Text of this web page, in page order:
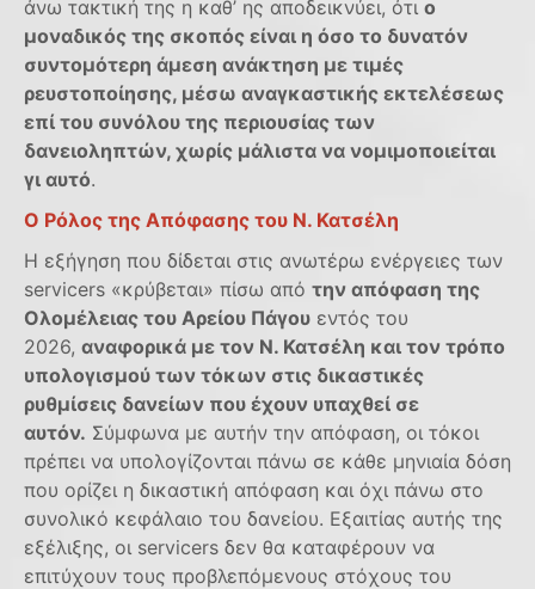
άνω τακτική της η καθ’ ης αποδεικνύει, ότι ο
μοναδικός της σκοπός είναι η όσο το δυνατόν
συντομότερη άμεση ανάκτηση με τιμές
ρευστοποίησης, μέσω αναγκαστικής εκτελέσεως
επί του συνόλου της περιουσίας των
δανειοληπτών, χωρίς μάλιστα να νομιμοποιείται
γι αυτό.
Ο Ρόλος της Απόφασης του Ν. Κατσέλη
Η εξήγηση που δίδεται στις ανωτέρω ενέργειες των
servicers «κρύβεται» πίσω από την απόφαση της
Ολομέλειας του Αρείου Πάγου εντός του
2026, αναφορικά με τον Ν. Κατσέλη και τον τρόπο
υπολογισμού των τόκων στις δικαστικές
ρυθμίσεις δανείων που έχουν υπαχθεί σε
αυτόν. Σύμφωνα με αυτήν την απόφαση, οι τόκοι
πρέπει να υπολογίζονται πάνω σε κάθε μηνιαία δόση
που ορίζει η δικαστική απόφαση και όχι πάνω στο
συνολικό κεφάλαιο του δανείου. Εξαιτίας αυτής της
εξέλιξης, οι servicers δεν θα καταφέρουν να
επιτύχουν τους προβλεπόμενους στόχους του